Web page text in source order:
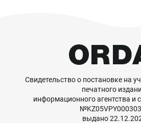
Свидетельство о постановке на
печатного
информационного агентства и
выдано